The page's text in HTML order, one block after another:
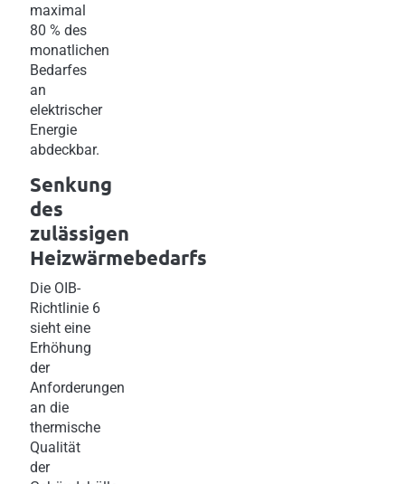
maximal
80 % des
monatlichen
Bedarfes
an
elektrischer
Energie
abdeckbar.
Senkung
des
zulässigen
Heizwärmebedarfs
Die OIB-
Richtlinie 6
sieht eine
Erhöhung
der
Anforderungen
an die
thermische
Qualität
der